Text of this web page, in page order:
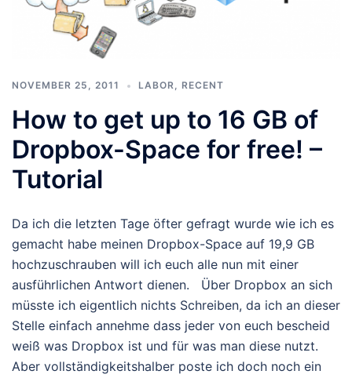
NOVEMBER 25, 2011 LABOR, RECENT
How to get up to 16 GB of
Dropbox-Space for free! –
Tutorial
Da ich die letzten Tage öfter gefragt wurde wie ich es
gemacht habe meinen Dropbox-Space auf 19,9 GB
hochzuschrauben will ich euch alle nun mit einer
ausführlichen Antwort dienen. Über Dropbox an sich
müsste ich eigentlich nichts Schreiben, da ich an dieser
Stelle einfach annehme dass jeder von euch bescheid
weiß was Dropbox ist und für was man diese nutzt.
Aber vollständigkeitshalber poste ich doch noch ein